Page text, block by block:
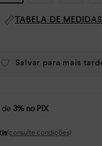
TABELA DE MEDIDAS
3% no PIX
(consulte condições)